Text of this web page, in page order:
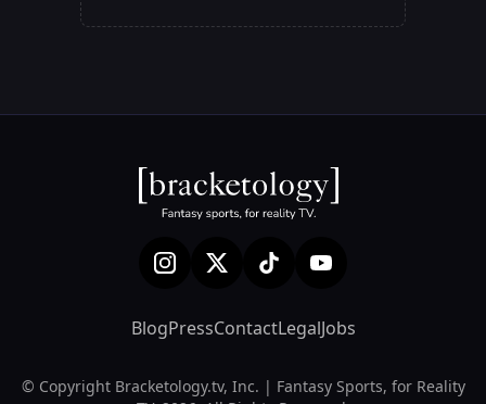
BlogPressContactLegalJobs
© Copyright Bracketology.tv, Inc. | Fantasy Sports, for Reality